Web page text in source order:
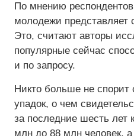
По мнению
молодежи представляет
Это, считают авторы
популярные сейчас
и по запросу.
Никто больше не спорит
упадок, о чем
за последние шесть лет
млн до 88 млн человек,